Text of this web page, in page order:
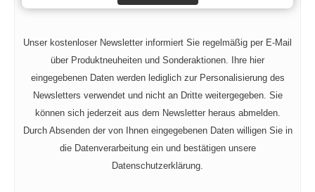
Unser kostenloser Newsletter informiert Sie regelmäßig per E-Mail
über Produktneuheiten und Sonderaktionen. Ihre hier
eingegebenen Daten werden lediglich zur Personalisierung des
Newsletters verwendet und nicht an Dritte weitergegeben. Sie
können sich jederzeit aus dem Newsletter heraus abmelden.
Durch Absenden der von Ihnen eingegebenen Daten willigen Sie in
die Datenverarbeitung ein und bestätigen unsere
Datenschutzerklärung.